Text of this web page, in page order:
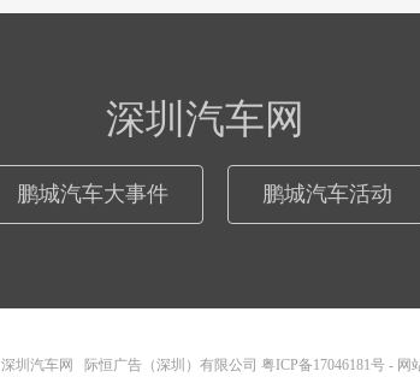
深圳汽车网
鹏城汽车大事件 鹏城汽车活动
深圳汽车网 际恒广告（深圳）有限公司 粤ICP备17046181号 - 网